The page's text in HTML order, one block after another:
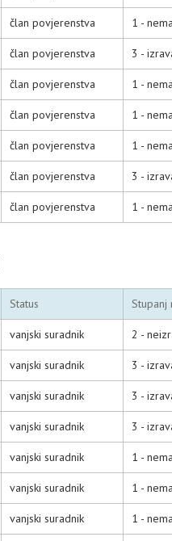
član povjerenstva 1 -
član povjerenstva 3 -
član povjerenstva 1 -
član povjerenstva 1 -
član povjerenstva 1 -
član povjerenstva 3 -
član povjerenstva 1 -
Status Stupanj
vanjski suradnik 2 -
vanjski suradnik 3 -
vanjski suradnik 3 -
vanjski suradnik 3 -
vanjski suradnik 1 -
vanjski suradnik 1 -
vanjski suradnik 1 -